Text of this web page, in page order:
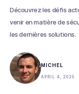
Découvrez les défis
venir en matière de
les dernières solutions.
MICHEL
APRIL 4, 2025